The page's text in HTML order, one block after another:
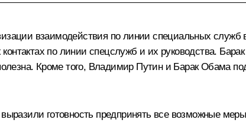
взаимодействия по линии специальных служб в
по линии спецслужб и их руководства.
Кроме того, Владимир Путин и Барак Обама
готовность предпринять все возможные